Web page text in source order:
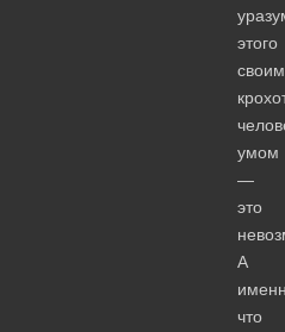
этого
своим
умом
—
это
А
что